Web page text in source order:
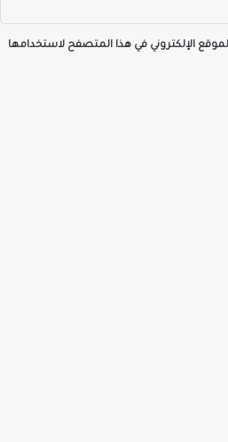
الإلكتروني في هذا المتصفح لاستخدامها